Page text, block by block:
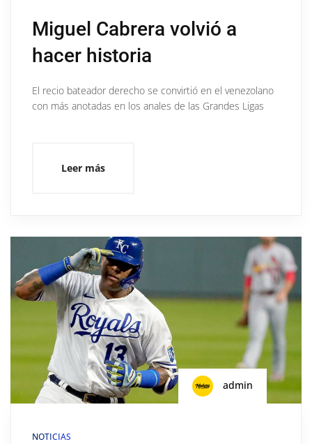
Miguel Cabrera volvió a
hacer historia
El recio bateador derecho se convirtió en el venezolano
con más anotadas en los anales de las Grandes Ligas
Leer más
admin
NOTICIAS